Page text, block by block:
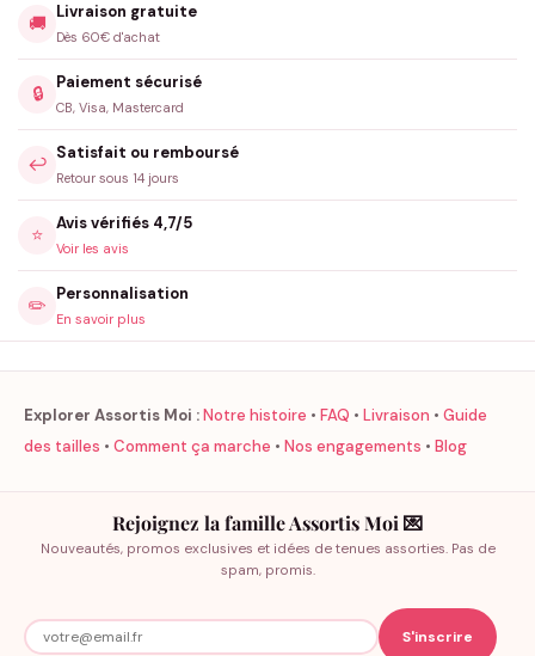
🚚
Livraison gratuite
Dès 60€ d'achat
🔒
Paiement sécurisé
CB, Visa, Mastercard
↩️
Satisfait ou remboursé
Retour sous 14 jours
⭐
Avis vérifiés 4,7/5
Voir les avis
✏️
Personnalisation
En savoir plus
Explorer Assortis Moi :Notre histoire • FAQ • Livraison • Guide
des tailles • Comment ça marche • Nos engagements • Blog
Rejoignez la famille Assortis Moi 💌
Nouveautés, promos exclusives et idées de tenues assorties. Pas de
spam, promis.